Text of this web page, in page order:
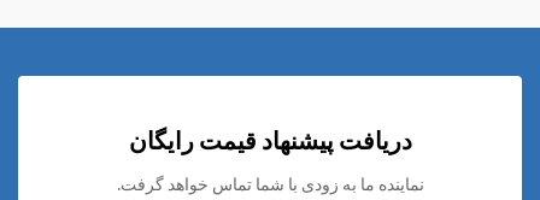
دریافت پیشنهاد قیمت رایگان
نماینده ما به زودی با شما تماس خواهد گرفت.